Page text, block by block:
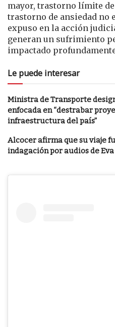
mayor, trastorno límite
trastorno de ansiedad no
expuso en la acción
generan un sufrimiento
impactado
Le puede interesar
Ministra de Transporte
enfocada en “destrabar
infraestructura del país”
Alcocer afirma que su viaje
indagación por audios de